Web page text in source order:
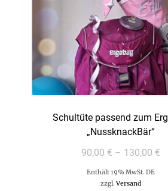
Schultüte passend zum
„NussknackBär“
90,00 € – 130,00 €
Enthält 19% MwSt. DE
zzgl.Versand